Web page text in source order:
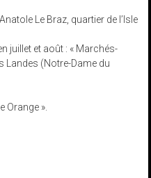
Le Braz, quartier de l’Isle
juillet et août : « Marchés-
Landes (Notre-Dame du
Orange ».